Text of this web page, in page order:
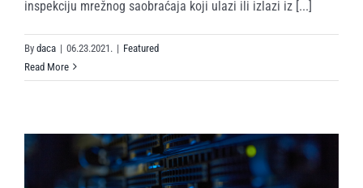
inspekciju mrežnog saobraćaja koji ulazi ili izlazi iz [...]
By daca | 06.23.2021. | Featured
Read More